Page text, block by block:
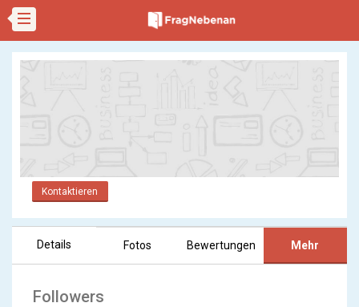
Kontaktieren
Details Fotos Bewertungen Mehr
Followers